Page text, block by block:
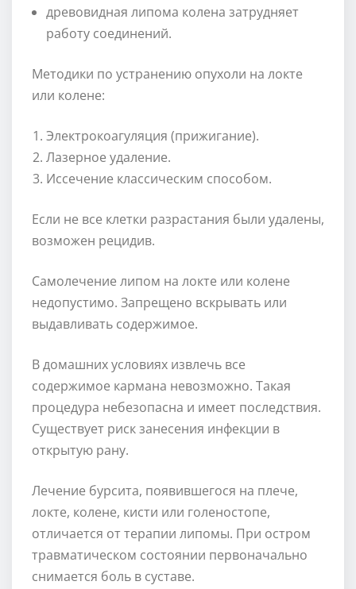
древовидная липома колена затрудняет
работу соединений.
Методики по устранению опухоли на локте
или колене:
Электрокоагуляция (прижигание).
Лазерное удаление.
Иссечение классическим способом.
Если не все клетки разрастания были удалены,
возможен рецидив.
Самолечение липом на локте или колене
недопустимо. Запрещено вскрывать или
выдавливать содержимое.
В домашних условиях извлечь все
содержимое кармана невозможно. Такая
процедура небезопасна и имеет последствия.
Существует риск занесения инфекции в
открытую рану.
Лечение бурсита, появившегося на плече,
локте, колене, кисти или голеностопе,
отличается от терапии липомы. При остром
травматическом состоянии первоначально
снимается боль в суставе.